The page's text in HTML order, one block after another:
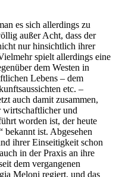
es sich allerdings zu
außer Acht, dass der
nur hinsichtlich ihrer
spielt allerdings eine
dem Westen in
Lebens – dem
etc. –
auch damit zusammen,
wirtschaftlicher und
worden ist, der heute
bekannt ist. Abgesehen
ihrer Einseitigkeit schon
in der Praxis an ihre
dem vergangenen
Meloni regiert, und das